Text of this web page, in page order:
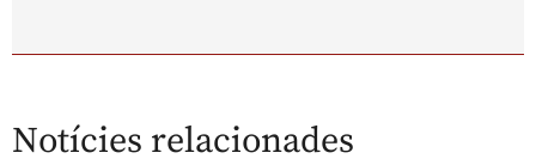
Notícies relacionades